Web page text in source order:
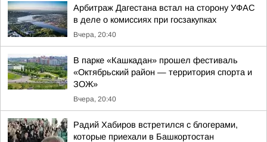
Арбитраж Дагестана встал на сторону УФАС
в деле о комиссиях при госзакупках
Вчера, 20:40
В парке «Кашкадан» прошел фестиваль
«Октябрьский район — территория спорта и
ЗОЖ»
Вчера, 20:40
Радий Хабиров встретился с блогерами,
которые приехали в Башкортостан